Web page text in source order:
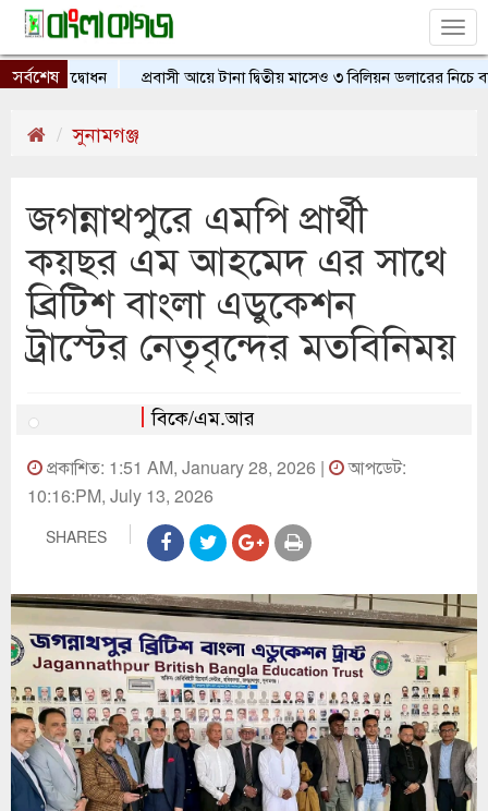
সর্বশেষ
উদ্বোধন প্রবাসী আয়ে টানা দ্বিতীয় মাসেও ৩ বিলিয়ন ডলারের নিচে
সুনামগঞ্জ
জগন্নাথপুরে এমপি প্রার্থী
কয়ছর এম আহমেদ এর সাথে
ব্রিটিশ বাংলা এডুকেশন
ট্রাস্টের নেতৃবৃন্দের মতবিনিময়
বিকে/এম.আর
প্রকাশিত: 1:51 AM, January 28, 2026 |
আপডেট:
10:16:PM, July 13, 2026
SHARES